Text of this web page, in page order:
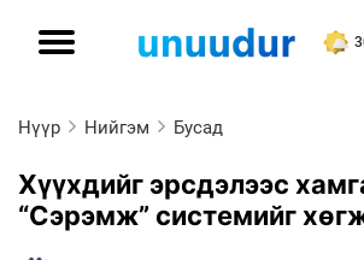
Нүүр Нийгэм Бусад
Хүүхдийг эрсдэлээс
“Сэрэмж” системийг